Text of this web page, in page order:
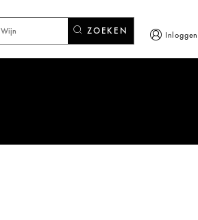
ZOEKEN Inloggen